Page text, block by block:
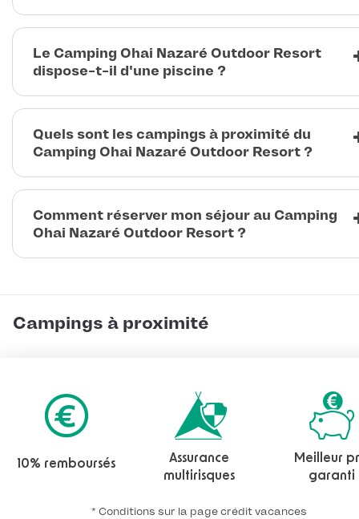
Le Camping Ohai Nazaré Outdoor Resort
dispose-t-il d'une piscine ?
Quels sont les campings à proximité du
Camping Ohai Nazaré Outdoor Resort ?
Comment réserver mon séjour au Camping
Ohai Nazaré Outdoor Resort ?
Campings à proximité
10% remboursés
Assurance
multirisques
Meilleur
garanti
* Conditions sur la page crédit vacances